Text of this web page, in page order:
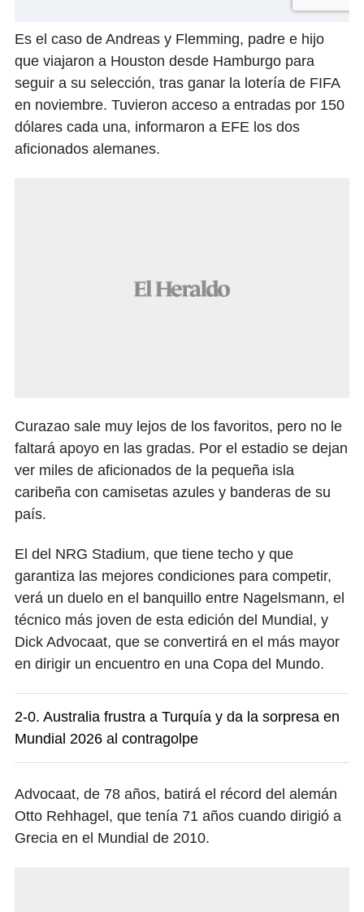
Es el caso de Andreas y Flemming, padre e hijo
que viajaron a Houston desde Hamburgo para
seguir a su selección, tras ganar la lotería de FIFA
en noviembre. Tuvieron acceso a entradas por 150
dólares cada una, informaron a EFE los dos
aficionados alemanes.
Curazao sale muy lejos de los favoritos, pero no le
faltará apoyo en las gradas. Por el estadio se dejan
ver miles de aficionados de la pequeña isla
caribeña con camisetas azules y banderas de su
país.
El del NRG Stadium, que tiene techo y que
garantiza las mejores condiciones para competir,
verá un duelo en el banquillo entre Nagelsmann, el
técnico más joven de esta edición del Mundial, y
Dick Advocaat, que se convertirá en el más mayor
en dirigir un encuentro en una Copa del Mundo.
2-0. Australia frustra a Turquía y da la sorpresa en
Mundial 2026 al contragolpe
Advocaat, de 78 años, batirá el récord del alemán
Otto Rehhagel, que tenía 71 años cuando dirigió a
Grecia en el Mundial de 2010.